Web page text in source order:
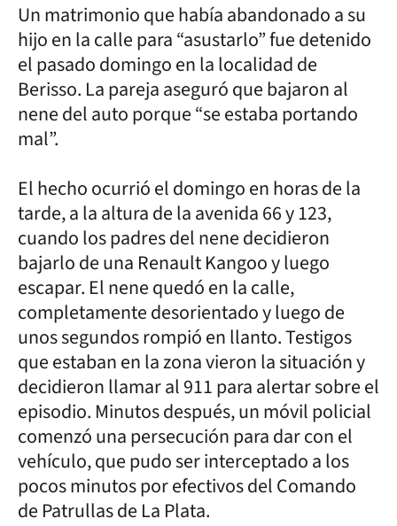
Un matrimonio que había abandonado a su
hijo en la calle para “asustarlo” fue detenido
el pasado domingo en la localidad de
Berisso. La pareja aseguró que bajaron al
nene del auto porque “se estaba portando
mal”.
El hecho ocurrió el domingo en horas de la
tarde, a la altura de la avenida 66 y 123,
cuando los padres del nene decidieron
bajarlo de una Renault Kangoo y luego
escapar. El nene quedó en la calle,
completamente desorientado y luego de
unos segundos rompió en llanto. Testigos
que estaban en la zona vieron la situación y
decidieron llamar al 911 para alertar sobre el
episodio. Minutos después, un móvil policial
comenzó una persecución para dar con el
vehículo, que pudo ser interceptado a los
pocos minutos por efectivos del Comando
de Patrullas de La Plata.